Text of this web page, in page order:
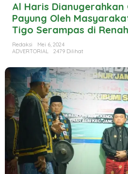
Al Haris Dianugerahkan
Payung Oleh
Tigo Serampas di
Redaksi
Mei 6, 2024
ADVERTORIAL
2479 Dilihat